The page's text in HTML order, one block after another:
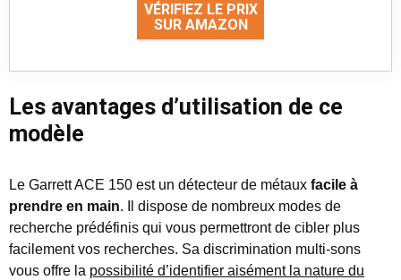
VÉRIFIEZ LE PRIX
SUR AMAZON
Les avantages d’utilisation de ce
modèle
Le Garrett ACE 150 est un détecteur de métaux facile à
prendre en main. Il dispose de nombreux modes de
recherche prédéfinis qui vous permettront de cibler plus
facilement vos recherches. Sa discrimination multi-sons
vous offre la possibilité d’identifier aisément la nature du